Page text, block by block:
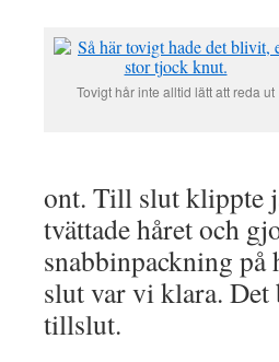
Tovigt hår inte alltid lätt att reda ut
ont. Till slut klippte
tvättade håret och
snabbinpackning
slut var vi klara. Det
tillslut.